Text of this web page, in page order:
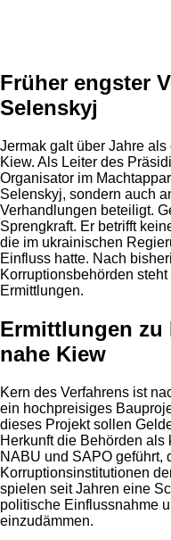
Früher engster
Selenskyj
Jermak galt über Jahre
Kiew. Als Leiter des
Organisator im
Selenskyj, sondern auch
Verhandlungen beteiligt.
Sprengkraft. Er betrifft
die im ukrainischen
Einfluss hatte. Nach
Korruptionsbehörden
Ermittlungen.
Ermittlungen
nahe Kiew
Kern des Verfahrens ist
ein hochpreisiges
dieses Projekt sollen
Herkunft die Behörden
NABU und SAPO geführt,
Korruptionsinstitutionen
spielen seit Jahren eine
politische Einflussnahme
einzudämmen.